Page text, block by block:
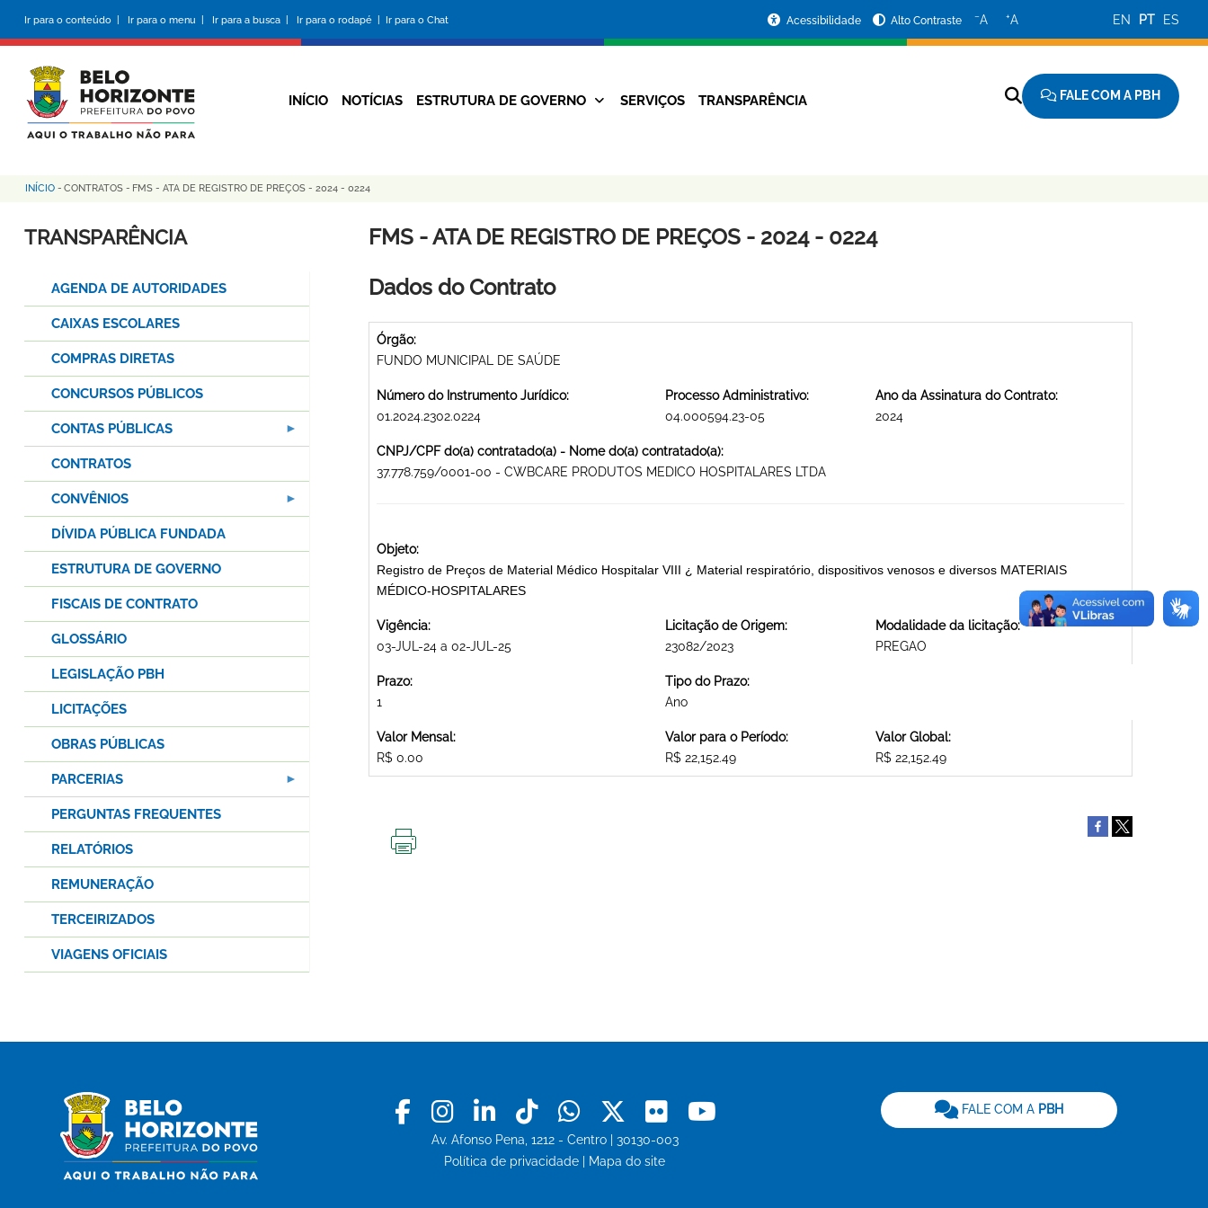
conteúdo
principal
Ir para o conteúdo | Ir para o menu | Ir para a busca | Ir para o rodapé | Ir para o Chat
da
Prefeitura
Acessibilidade Alto Contraste −A +A EN PT ES
Navegação
INÍCIO NOTÍCIAS ESTRUTURA DE GOVERNO SERVIÇOS TRANSPARÊNCIA FALE COM A PBH
Trilha
de
INÍCIO - CONTRATOS - FMS - ATA DE REGISTRO DE PREÇOS - 2024 - 0224
FMS - ATA DE REGISTRO DE PREÇOS - 2024 - 0224
Dados do Contrato
Órgão:
FUNDO MUNICIPAL DE SAÚDE
Número do Instrumento Jurídico:
01.2024.2302.0224
Processo Administrativo:
04.000594.23-05
Ano da Assinatura do Contrato:
2024
CNPJ/CPF do(a) contratado(a) - Nome do(a) contratado(a):
37.778.759/0001-00 - CWBCARE PRODUTOS MEDICO HOSPITALARES LTDA
Objeto:
Registro de Preços de Material Médico Hospitalar VIII ¿ Material respiratório, dispositivos venosos e diversos MATERIAIS
MÉDICO-HOSPITALARES
Vigência:
03-JUL-24 a 02-JUL-25
Licitação de Origem:
23082/2023
Modalidade da licitação:
PREGAO
Prazo:
1
Tipo do Prazo:
Ano
Valor Mensal:
R$ 0.00
Valor para o Período:
R$ 22,152.49
Valor Global:
R$ 22,152.49
TRANSPARÊNCIA
AGENDA DE AUTORIDADES
CAIXAS ESCOLARES
COMPRAS DIRETAS
CONCURSOS PÚBLICOS
CONTAS PÚBLICAS
CONTRATOS
CONVÊNIOS
DÍVIDA PÚBLICA FUNDADA
ESTRUTURA DE GOVERNO
FISCAIS DE CONTRATO
GLOSSÁRIO
LEGISLAÇÃO PBH
LICITAÇÕES
OBRAS PÚBLICAS
PARCERIAS
PERGUNTAS FREQUENTES
RELATÓRIOS
REMUNERAÇÃO
TERCEIRIZADOS
VIAGENS OFICIAIS
Facebook
Instagram
LinkedinTiktokWhatsapp
X Flickr
Av. Afonso Pena, 1212 - Centro | 30130-003
Política de privacidade
Mapa do site
FALE COM A PBH